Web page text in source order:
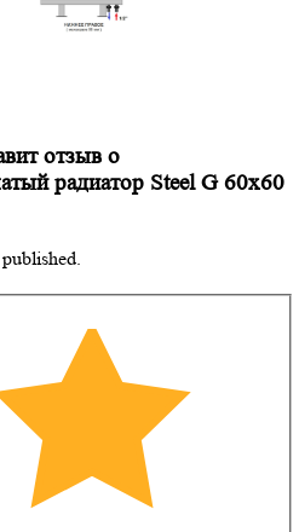
отзыв о
радиатор Steel G 60х60